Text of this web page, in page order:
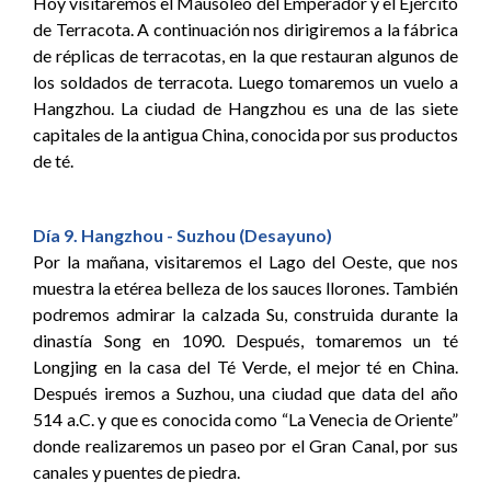
de Terracota. A continuación nos dirigiremos a la fábrica
de réplicas de terracotas, en la que restauran algunos de
los soldados de terracota. Luego tomaremos un vuelo a
Hangzhou. La ciudad de Hangzhou es una de las siete
capitales de la antigua China, conocida por sus productos
de té.
Día 9. Hangzhou - Suzhou (Desayuno)
Por la mañana, visitaremos el Lago del Oeste, que nos
muestra la etérea belleza de los sauces llorones. También
podremos admirar la calzada Su, construida durante la
dinastía Song en 1090. Después, tomaremos un té
Longjing en la casa del Té Verde, el mejor té en China.
Después iremos a Suzhou, una ciudad que data del año
514 a.C. y que es conocida como “La Venecia de Oriente”
donde realizaremos un paseo por el Gran Canal, por sus
canales y puentes de piedra.